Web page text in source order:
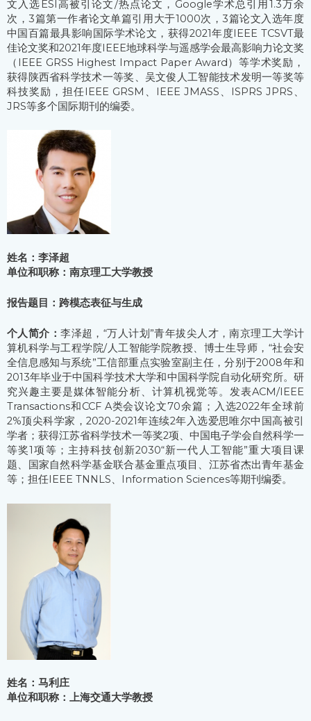
文入选ESI高被引论文/热点论文，Google学术总引用1.3万余
次，3篇第一作者论文单篇引用大于1000次，3篇论文入选年度
中国百篇最具影响国际学术论文，获得2021年度IEEE TCSVT最
佳论文奖和2021年度IEEE地球科学与遥感学会最高影响力论文奖
（IEEE GRSS Highest Impact Paper Award）等学术奖励，
获得陕西省科学技术一等奖、吴文俊人工智能技术发明一等奖等
科技奖励，担任IEEE GRSM、IEEE JMASS、ISPRS JPRS、
JRS等多个国际期刊的编委。
姓名：李泽超
单位和职称：南京理工大学教授
报告题目：跨模态表征与生成
个人简介：李泽超，“万人计划”青年拔尖人才，南京理工大学计
算机科学与工程学院/人工智能学院教授、博士生导师，“社会安
全信息感知与系统”工信部重点实验室副主任，分别于2008年和
2013年毕业于中国科学技术大学和中国科学院自动化研究所。研
究兴趣主要是媒体智能分析、计算机视觉等。发表ACM/IEEE
Transactions和CCF A类会议论文70余篇；入选2022年全球前
2%顶尖科学家，2020-2021年连续2年入选爱思唯尔中国高被引
学者；获得江苏省科学技术一等奖2项、中国电子学会自然科学一
等奖1项等；主持科技创新2030“新一代人工智能”重大项目课
题、国家自然科学基金联合基金重点项目、江苏省杰出青年基金
等；担任IEEE TNNLS、Information Sciences等期刊编委。
姓名：马利庄
单位和职称：上海交通大学教授